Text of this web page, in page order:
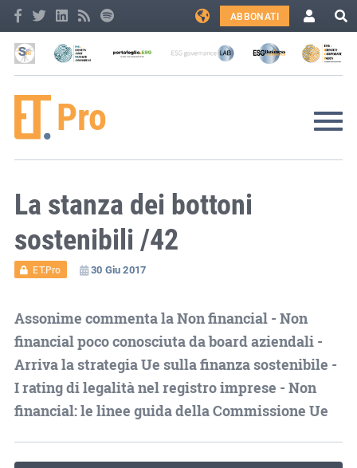
ABBONATI
La stanza dei bottoni
sostenibili /42
ET.Pro 30 Giu 2017
Assonime commenta la Non financial - Non
financial poco conosciuta da board aziendali -
Arriva la strategia Ue sulla finanza sostenibile -
I rating di legalità nel registro imprese - Non
financial: le linee guida della Commissione Ue